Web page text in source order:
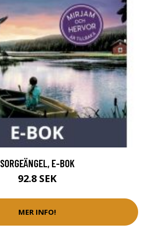
SORGEÄNGEL, E-BOK
92.8 SEK
MER INFO!